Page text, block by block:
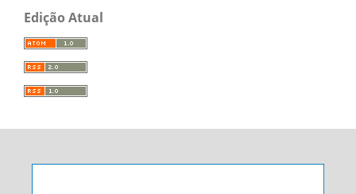
Edição Atual